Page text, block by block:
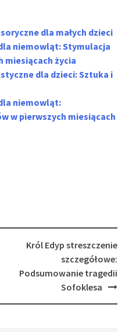
dla małych dzieci
niemowląt: Stymulacja
miesiącach życia
dla dzieci: Sztuka i
niemowląt:
w pierwszych miesiącach
Król Edyp streszczenie
szczegółowe:
Podsumowanie tragedii
Sofoklesa